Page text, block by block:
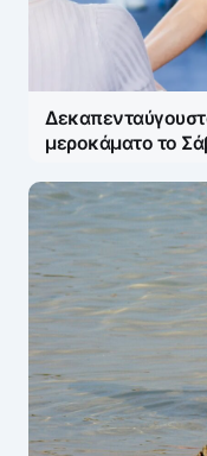
μεροκάματο το